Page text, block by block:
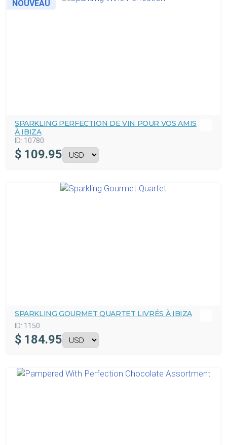
NOUVEAU
SPARKLING PERFECTION DE VIN POUR VOS AMIS
À IBIZA
ID: 10780
$ 109.95
SPARKLING GOURMET QUARTET LIVRÉS À IBIZA
ID: 1150
$ 184.95